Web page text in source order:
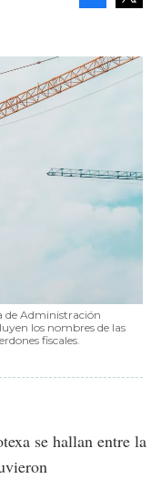
de Administración
los nombres de las
fiscales.
se hallan entre la